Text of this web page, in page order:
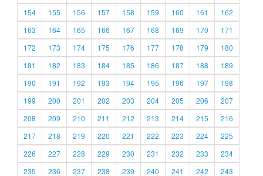
154
155 156 157 158 159 160 161
162
163
164 165 166 167 168 169 170
171
172
173 174 175 176 177 178 179
180
181
182 183 184 185 186 187 188
189
190
191 192 193 194 195 196 197
198
199
200 201 202 203 204 205 206
207
208
209 210 211 212 213 214 215
216
217
218 219 220 221 222 223 224
225
226
227 228 229 230 231 232 233
234
235
236 237 238 239 240 241 242 243